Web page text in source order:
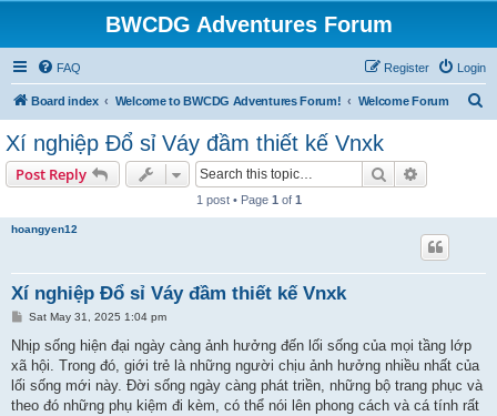
BWCDG Adventures Forum
FAQ Login
Register
Board index Welcome to BWCDG Adventures Forum! Welcome Forum
Xí nghiệp Đổ sỉ Váy đầm thiết kế Vnxk
Post Reply Search
1 post • Page 1 of 1
hoangyen12
Xí nghiệp Đổ sỉ Váy đầm thiết kế Vnxk
P
s
Sat May 31, 2025 1:04 pm
Nhịp sống hiện đại ngày càng ảnh hưởng đến lối sống của mọi tầng lớp
xã hội. Trong đó, giới trẻ là những người chịu ảnh hưởng nhiều nhất của
lối sống mới này. Đời sống ngày càng phát triền, những bộ trang phục và
theo đó những phụ kiệm đi kèm, có thể nói lên phong cách và cá tính rất